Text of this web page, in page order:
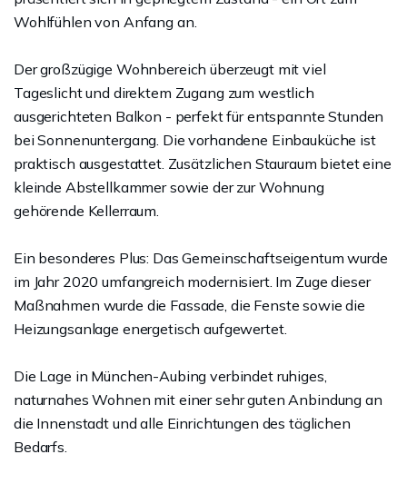
Wohlfühlen von Anfang an.
Der großzügige Wohnbereich überzeugt mit viel
Tageslicht und direktem Zugang zum westlich
ausgerichteten Balkon - perfekt für entspannte Stunden
bei Sonnenuntergang. Die vorhandene Einbauküche ist
praktisch ausgestattet. Zusätzlichen Stauraum bietet eine
kleinde Abstellkammer sowie der zur Wohnung
gehörende Kellerraum.
Ein besonderes Plus: Das Gemeinschaftseigentum wurde
im Jahr 2020 umfangreich modernisiert. Im Zuge dieser
Maßnahmen wurde die Fassade, die Fenste sowie die
Heizungsanlage energetisch aufgewertet.
Die Lage in München-Aubing verbindet ruhiges,
naturnahes Wohnen mit einer sehr guten Anbindung an
die Innenstadt und alle Einrichtungen des täglichen
Bedarfs.